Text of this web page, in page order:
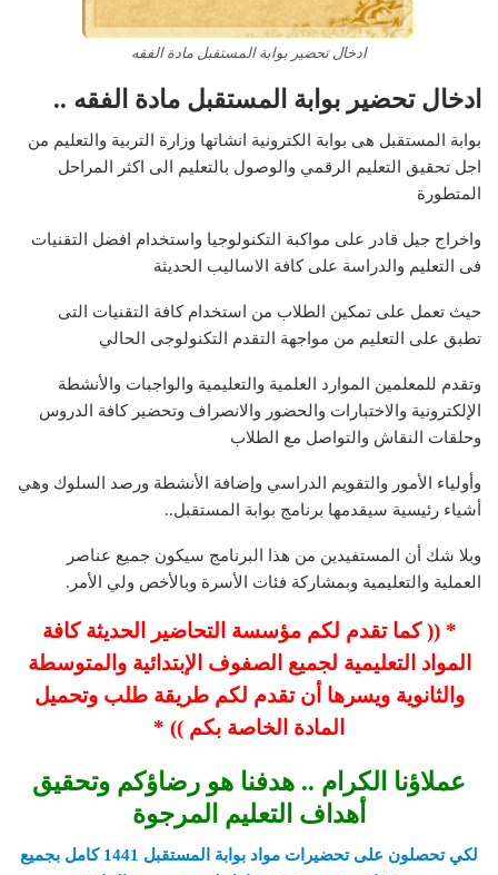
ادخال تحضير بوابة المستقبل مادة الفقه
ادخال تحضير بوابة المستقبل مادة الفقه ..
بوابة المستقبل هى بوابة الكترونية انشاتها وزارة التربية والتعليم من
اجل تحقيق التعليم الرقمي والوصول بالتعليم الى اكثر المراحل
المتطورة
واخراج جيل قادر على مواكبة التكنولوجيا واستخدام افضل التقنيات
فى التعليم والدراسة على كافة الاساليب الحديثة
حيث تعمل على تمكين الطلاب من استخدام كافة التقنيات التى
تطبق على التعليم من مواجهة التقدم التكنولوجى الحالي
وتقدم للمعلمين الموارد العلمية والتعليمية والواجبات والأنشطة
الإلكترونية والاختبارات والحضور والانصراف وتحضير كافة الدروس
وحلقات النقاش والتواصل مع الطلاب
وأولياء الأمور والتقويم الدراسي وإضافة الأنشطة ورصد السلوك وهي
أشياء رئيسية سيقدمها برنامج بوابة المستقبل..
وبلا شك أن المستفيدين من هذا البرنامج سيكون جميع عناصر
العملية والتعليمية وبمشاركة فئات الأسرة وبالأخص ولي الأمر.
* (( كما تقدم لكم مؤسسة التحاضير الحديثة كافة
المواد التعليمية لجميع الصفوف الإبتدائية والمتوسطة
والثانوية ويسرها أن تقدم لكم طريقة طلب وتحميل
المادة الخاصة بكم )) *
عملاؤنا الكرام .. هدفنا هو رضاؤكم وتحقيق
أهداف التعليم المرجوة
لكي تحصلون على تحضيرات مواد بوابة المستقبل 1441
كامل بجميع